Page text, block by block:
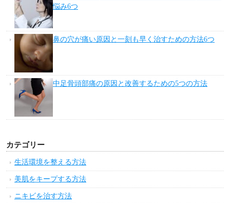
悩み6つ
鼻の穴が痛い原因と一刻も早く治すための方法6つ
中足骨頭部痛の原因と改善するための5つの方法
カテゴリー
生活環境を整える方法
美肌をキープする方法
ニキビを治す方法